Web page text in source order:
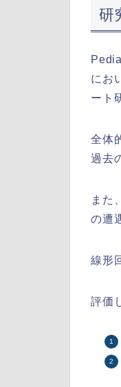
研
にお
ート
全体
過去
また
の遭
線形
評価